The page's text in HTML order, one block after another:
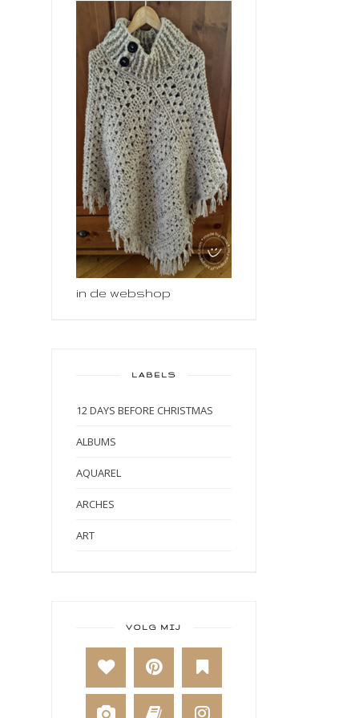
in de webshop
LABELS
12 DAYS BEFORE CHRISTMAS
ALBUMS
AQUAREL
ARCHES
ART
BAKKEN
BEESTENBOEL
VOLG MIJ